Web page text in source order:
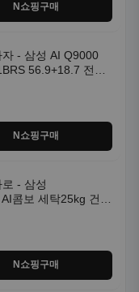
N쇼핑구매
- 삼성 AI Q9000
56.9+18.7 전국
N쇼핑구매
- 삼성
콤보 세탁25kg 건조
N쇼핑구매